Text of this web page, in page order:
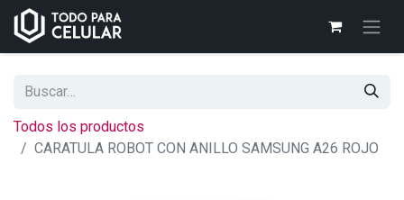
Todos los productos
CARATULA ROBOT CON ANILLO SAMSUNG A26 ROJO